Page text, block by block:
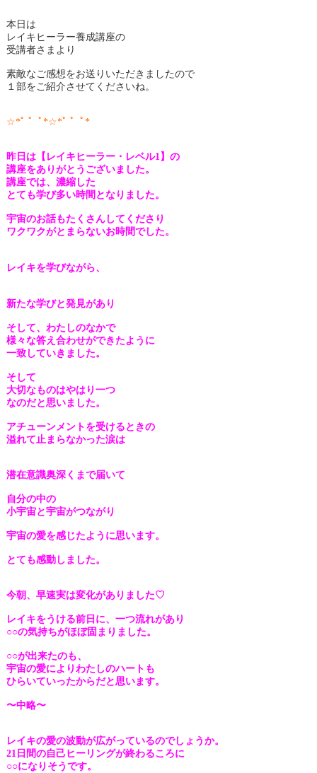
本日は
レイキヒーラー養成講座の
受講者さまより
素敵なご感想をお送りいただきましたので
１部をご紹介させてくださいね。
☆*ﾟ ゜ﾟ*☆*ﾟ ゜ﾟ*
昨日は【レイキヒーラー・レベル1】の
講座をありがとうございました。
講座では、濃縮した
とても学び多い時間となりました。
宇宙のお話もたくさんしてくださり
ワクワクがとまらないお時間でした。
レイキを学びながら、
新たな学びと発見があり
そして、 わたしのなかで
様々な答え合わせができたように
一致していきました。
そして
大切なものはやはり一つ
なのだと思いました。
アチューンメントを受けるときの
溢れて止まらなかった涙は
潜在意識奥深くまで届いて
自分の中の
小宇宙と宇宙がつながり
宇宙の愛を感じたように思います。
とても感動しました。
今朝、早速実は変化がありました♡
レイキをうける前日に、一つ流れがあり
○○の気持ちがほぼ固まりました。
○○が出来たのも、
宇宙の愛によりわたしのハートも
ひらいていったからだと思います。
〜中略〜
レイキの愛の波動が広がっているのでしょうか。
21日間の自己ヒーリングが終わるころに
○○になりそうです。